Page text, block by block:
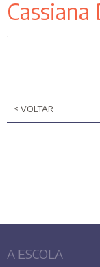
Cassiana
.
< VOLTAR
A ESCOLA